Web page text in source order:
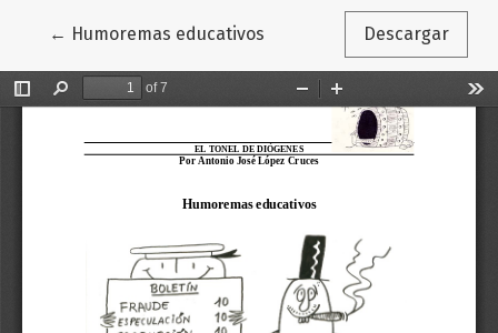
← Volver a los detalles del artículo
Humoremas educativos Descargar